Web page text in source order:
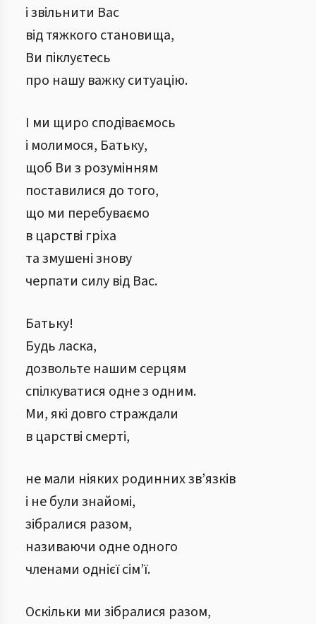
і звільнити Вас
від тяжкого становища,
Ви піклуєтесь
про нашу важку ситуацію.
І ми щиро сподіваємось
і молимося, Батьку,
щоб Ви з розумінням
поставилися до того,
що ми перебуваємо
в царстві гріха
та змушені знову
черпати силу від Вас.
Батьку!
Будь ласка,
дозвольте нашим серцям
спілкуватися одне з одним.
Ми, які довго страждали
в царстві смерті,
не мали ніяких родинних зв’язків
і не були знайомі,
зібралися разом,
називаючи одне одного
членами однієї сім’ї.
Оскільки ми зібралися разом,